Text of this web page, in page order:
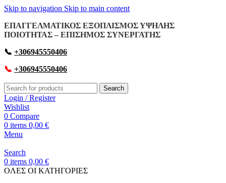
Skip to navigation Skip to main content
ΕΠΑΓΓΕΛΜΑΤΙΚΟΣ ΕΞΟΠΛΙΣΜΟΣ ΥΨΗΛΗΣ
ΠΟΙΟΤΗΤΑΣ – ΕΠΙΣΗΜΟΣ ΣΥΝΕΡΓΑΤΗΣ
📞 +306945550406
📞 +306945550406
Search
Login / Register
Wishlist
0 Compare
0 items 0,00 €
Menu
Search
0 items 0,00 €
OΛΕΣ ΟΙ ΚΑΤΗΓΟΡΙΕΣ